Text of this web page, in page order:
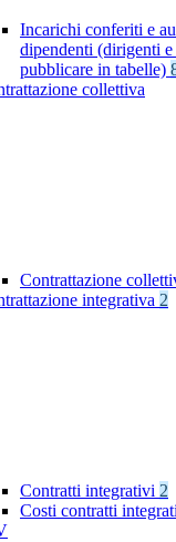
Incarichi conferiti e
dipendenti (dirigenti
pubblicare in tabelle)
collettiva
Contrattazione
integrativa 2
Contratti integrativi 2
Costi contratti